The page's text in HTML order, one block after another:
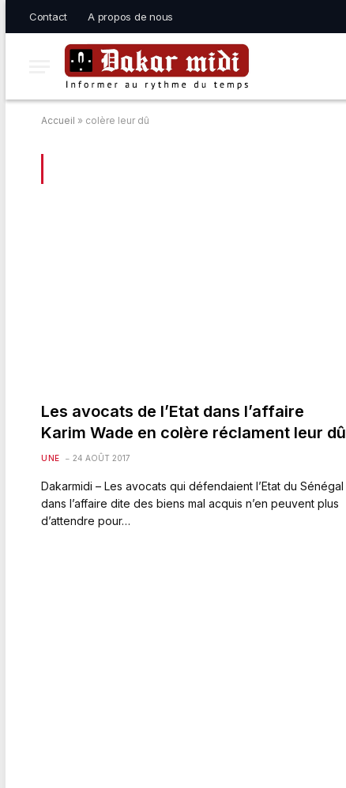
Contact A propos de nous
Accueil » colère leur dû
Les avocats de l’Etat dans l’affaire
Karim Wade en colère réclament leur dû
UNE 24 AOÛT 2017
Dakarmidi – Les avocats qui défendaient l’Etat du Sénégal
dans l’affaire dite des biens mal acquis n’en peuvent plus
d’attendre pour…